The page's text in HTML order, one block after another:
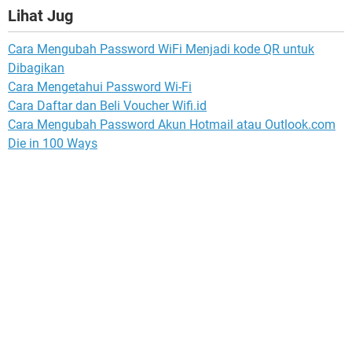
Lihat Jug
Cara Mengubah Password WiFi Menjadi kode QR untuk
Dibagikan
Cara Mengetahui Password Wi-Fi
Cara Daftar dan Beli Voucher Wifi.id
Cara Mengubah Password Akun Hotmail atau Outlook.com
Die in 100 Ways